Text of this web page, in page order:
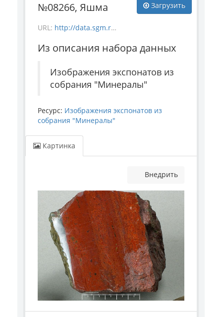
Загрузить
№08266, Яшма
URL: http://data.sgm.ru/dataset/17744eed-27fa-4a9a-bc72-4e657fa570af/resource/99f048a2-5371-4aff-b5e1-b10a2ed516fd/download/mineral_8266.jpg
Из описания набора данных
Изображения экспонатов из
собрания "Минералы"
Ресурс: Изображения экспонатов из
собрания "Минералы"
Картинка
Внедрить